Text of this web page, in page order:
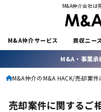
M&A仲介会社は
M&A仲介サービス 買収ニー
M&A・事業承
M&A仲介のM&A HACK 売却案件
売却案件に関するご